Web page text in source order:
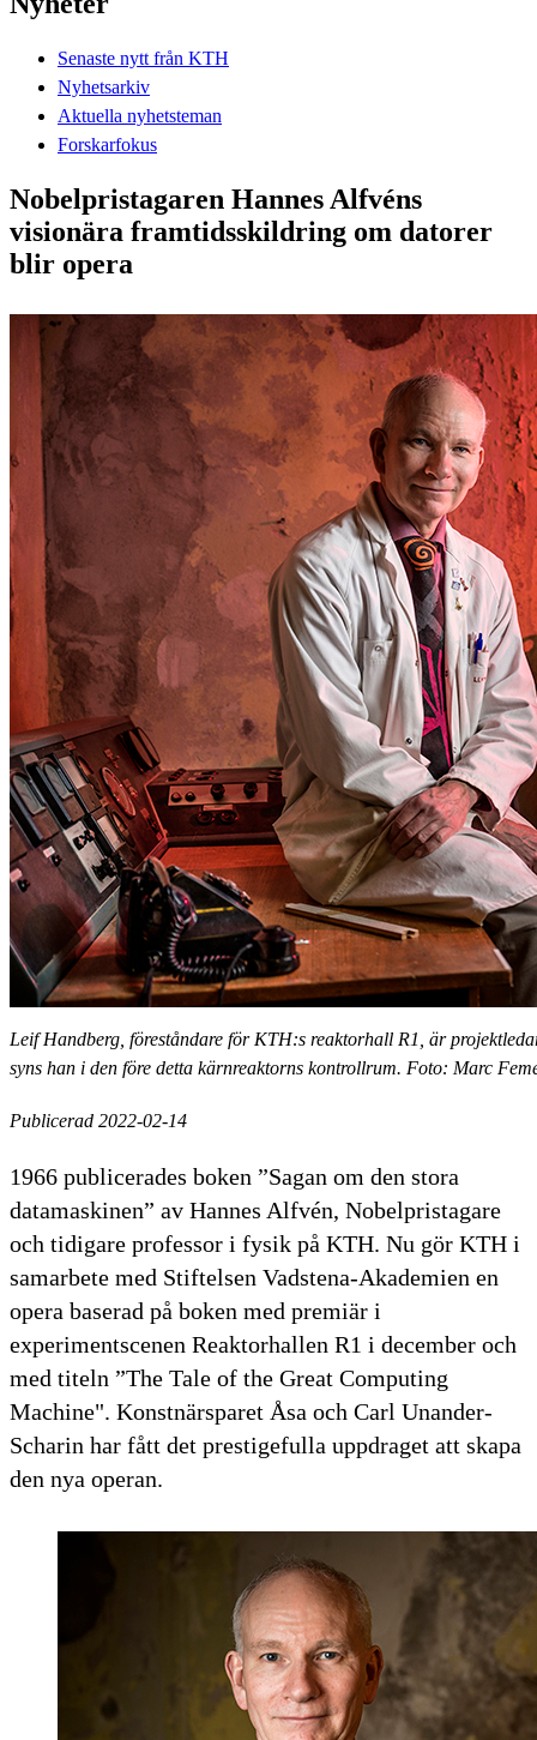
Senaste nytt från KTH
Nyhetsarkiv
Aktuella nyhetsteman
Forskarfokus
Nobelpristagaren Hannes Alfvéns
visionära framtidsskildring om datorer
blir opera
Leif Handberg, föreståndare för KTH:s reaktorhall R1, är
syns han i den före detta kärnreaktorns kontrollrum. Foto: Marc
Publicerad 2022-02-14
1966 publicerades boken ”Sagan om den stora
datamaskinen” av Hannes Alfvén, Nobelpristagare
och tidigare professor i fysik på KTH. Nu gör KTH i
samarbete med Stiftelsen Vadstena-Akademien en
opera baserad på boken med premiär i
experimentscenen Reaktorhallen R1 i december och
med titeln ”The Tale of the Great Computing
Machine". Konstnärsparet Åsa och Carl Unander-
Scharin har fått det prestigefulla uppdraget att skapa
den nya operan.